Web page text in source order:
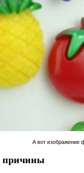
А вот изображение
причины